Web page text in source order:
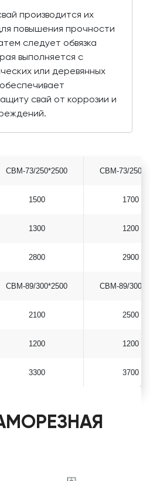
производится их
повышения прочности
следует обвязка
выполняется с
или деревянных
свай от коррозии и
СВМ-73/250*2500
1500
1300
2800
СВМ-73/
1700
1200
2900
СВМ-89/300*2500
2100
1200
3300
СВМ-89/
2500
1200
3700